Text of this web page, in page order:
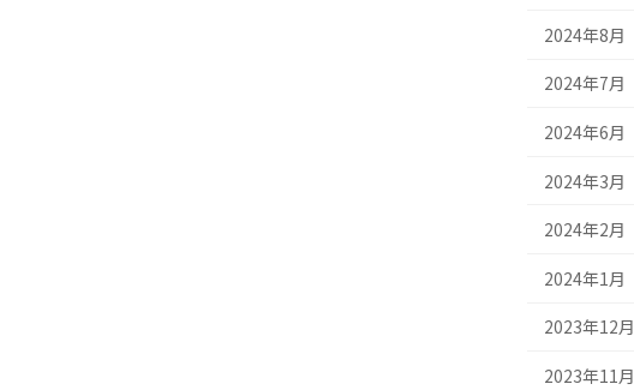
2024年8月
2024年7月
2024年6月
2024年3月
2024年2月
2024年1月
2023年12月
2023年11月